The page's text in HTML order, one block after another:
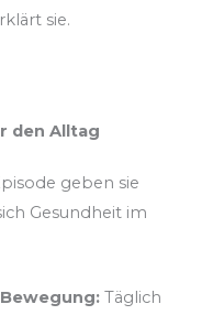
sie.
den Alltag
geben sie
Gesundheit im
Täglich